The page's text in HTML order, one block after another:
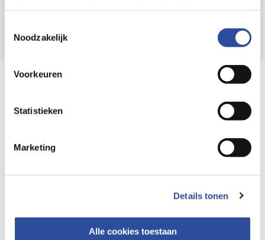
en de bewaartermijnen per categorie. Je kunt je keuze op
gegevensverwerking staat in de
Privacyverklaring
Noodzakelijk
Voorkeuren
Statistieken
Marketing
Details tonen
Alle cookies toestaan
Online aanbieder medicijnen
webshop mag verkopen.
⁠Verantwoorde zorg, ⁠ook online.